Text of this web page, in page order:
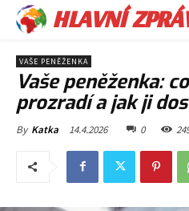
HLAVNÍ
VAŠE PENĚŽENKA
Vaše peněženka:
prozradí a jak ji
By Katka 14.4.2026 0